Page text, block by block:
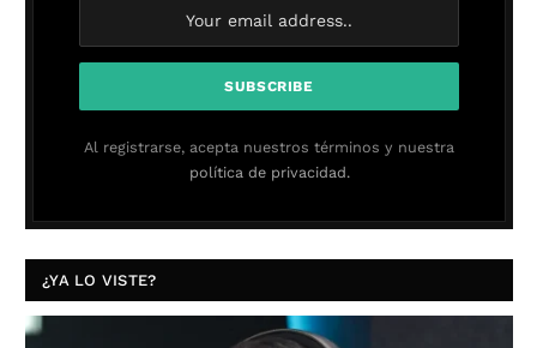
Al registrarse, acepta nuestros términos y nuestra
política de privacidad.
¿YA LO VISTE?